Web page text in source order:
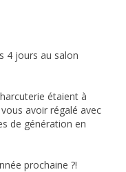
4 jours au salon
étaient à
avoir régalé avec
de génération en
prochaine ?!